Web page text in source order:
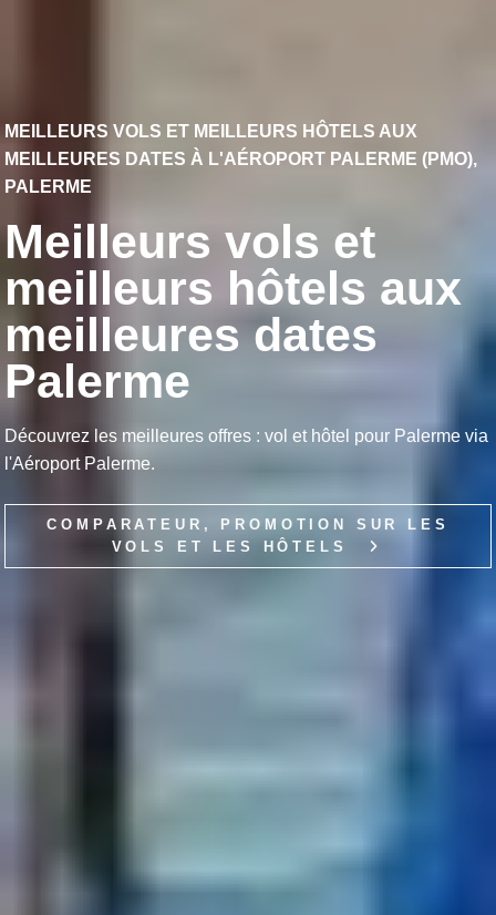
MEILLEURS VOLS ET MEILLEURS HÔTELS AUX
MEILLEURES DATES À L'AÉROPORT PALERME (PMO),
PALERME
Meilleurs vols et
meilleurs hôtels aux
meilleures dates
Palerme
Découvrez les meilleures offres : vol et hôtel pour Palerme via
l'Aéroport Palerme.
COMPARATEUR, PROMOTION SUR LES
VOLS ET LES HÔTELS